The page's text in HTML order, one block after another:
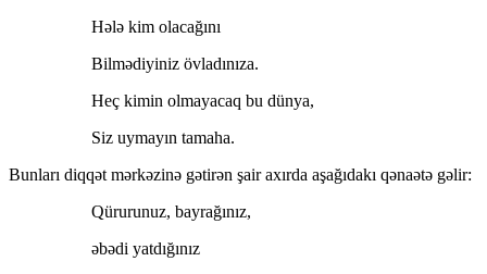
Hələ kim olacağını
Bilmədiyiniz övladınıza.
Heç kimin olmayacaq bu dünya,
Siz uymayın tamaha.
Bunları diqqət mərkəzinə gətirən şair axırda aşağıdakı qənaətə gəlir:
Qürurunuz, bayrağınız,
əbədi yatdığınız